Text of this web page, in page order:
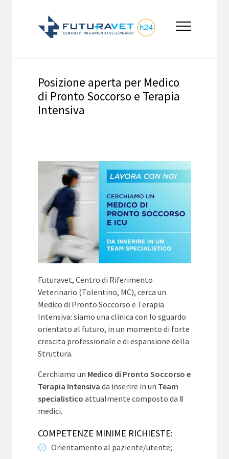
Posizione aperta per Medico
di Pronto Soccorso e Terapia
Intensiva
Futuravet, Centro di Riferimento
Veterinario (Tolentino, MC), cerca un
Medico di Pronto Soccorso e Terapia
Intensiva: siamo una clinica con lo sguardo
orientato al futuro, in un momento di forte
crescita professionale e di espansione della
Struttura.
Cerchiamo un Medico di Pronto Soccorso e
Terapia Intensiva da inserire in un Team
specialistico attualmente composto da 8
medici.
COMPETENZE MINIME RICHIESTE:
Orientamento al paziente/utente;